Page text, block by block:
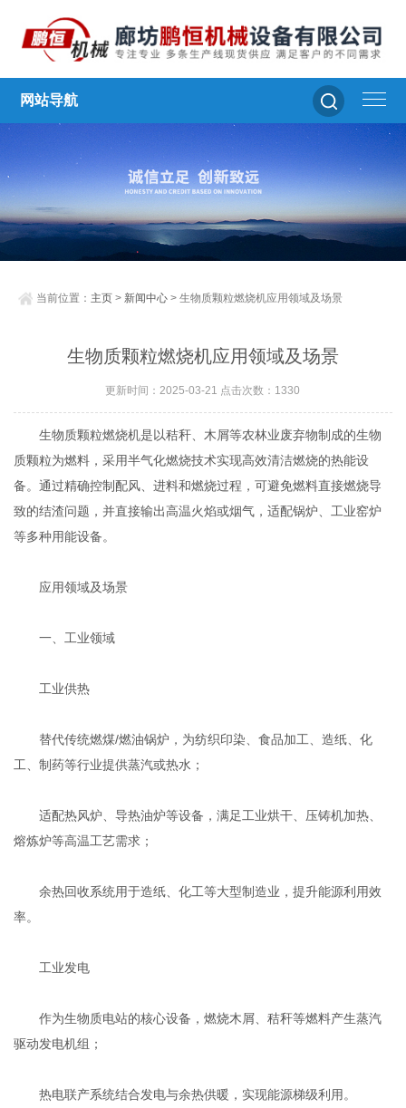
网站导航
当前位置： 主页 > 新闻中心 > 生物质颗粒燃烧机应用领域及场景
生物质颗粒燃烧机应用领域及场景
更新时间：2025-03-21 点击次数：1330
生物质颗粒燃烧机是以秸秆、木屑等农林业废弃物制成的生物
质颗粒为燃料，采用‌半气化燃烧技术‌实现高效清洁燃烧的热能设
备。通过精确控制配风、进料和燃烧过程，可避免燃料直接燃烧导
致的结渣问题，并直接输出高温火焰或烟气，适配锅炉、工业窑炉
等多种用能设备‌。
应用领域及场景
一、‌工业领域‌
‌工业供热‌
替代传统燃煤/燃油锅炉，为纺织印染、食品加工、造纸、化
工、制药等行业提供蒸汽或热水‌；
适配热风炉、导热油炉等设备，满足工业烘干、压铸机加热、
熔炼炉等高温工艺需求‌；
余热回收系统用于造纸、化工等大型制造业，提升能源利用效
率‌。
‌工业发电‌
作为生物质电站的核心设备，燃烧木屑、秸秆等燃料产生蒸汽
驱动发电机组‌；
热电联产系统结合发电与余热供暖，实现能源梯级利用‌。